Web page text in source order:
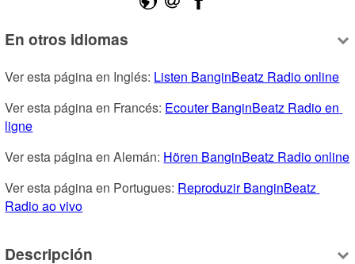
En otros idiomas
Ver esta página en Inglés: Listen BanginBeatz Radio online
Ver esta página en Francés: Ecouter BanginBeatz Radio en
ligne
Ver esta página en Alemán: Hören BanginBeatz Radio online
Ver esta página en Portugues: Reproduzir BanginBeatz
Radio ao vivo
Descripción